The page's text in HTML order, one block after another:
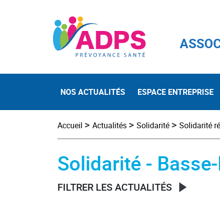
NOS ACTUALITÉS ESPACE ENTREPRISE
Accueil > Actualités > Solidarité > Solidarité
Solidarité -
FILTRER LES ACTUALITÉS